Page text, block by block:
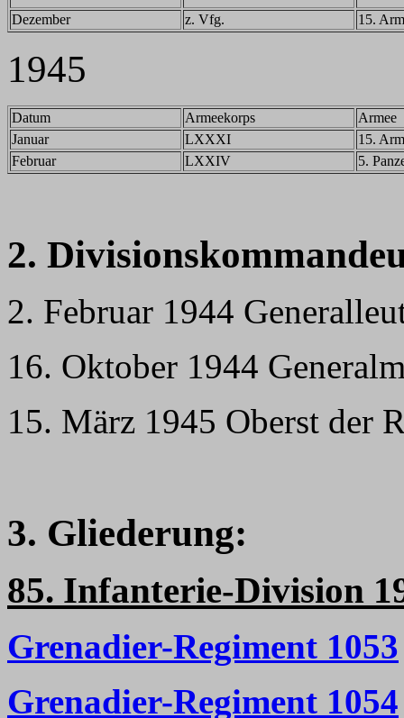
Dezember
z. Vfg. 15.
1945
Datum Armeekorps
Armee
Januar
LXXXI
15.
Februar
LXXIV 5.
2.
2. Februar 1944
16. Oktober 1944
15. März 1945 Oberst der
3. Gliederung:
85. Infanterie-Division
Grenadier-Regiment 1053
Grenadier-Regiment 1054